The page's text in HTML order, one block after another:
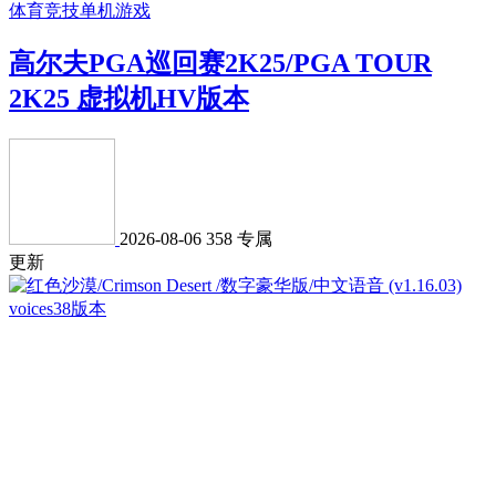
体育竞技单机游戏
高尔夫PGA巡回赛2K25/PGA TOUR
2K25 虚拟机HV版本
2026-08-06 358 专属
更新